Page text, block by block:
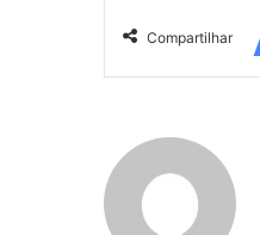
Compartilhar